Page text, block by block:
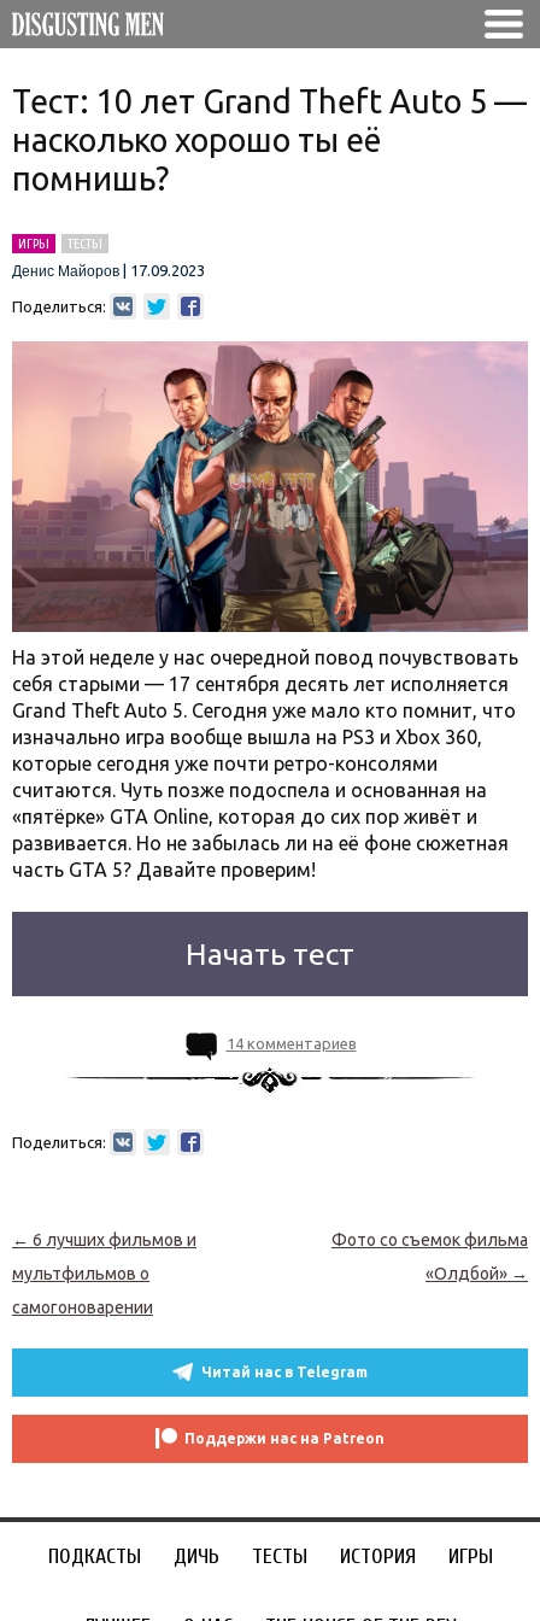
Тест: 10 лет Grand Theft Auto 5 —
насколько хорошо ты её
помнишь?
ИГРЫ
ТЕСТЫ
Денис Майоров
17.09.2023
Поделиться:
На этой неделе у нас очередной повод почувствовать
себя старыми — 17 сентября десять лет исполняется
Grand Theft Auto 5. Сегодня уже мало кто помнит, что
изначально игра вообще вышла на PS3 и Xbox 360,
которые сегодня уже почти ретро-консолями
считаются. Чуть позже подоспела и основанная на
«пятёрке» GTA Online, которая до сих пор живёт и
развивается. Но не забылась ли на её фоне сюжетная
часть GTA 5? Давайте проверим!
Начать тест
14 комментариев
Поделиться:
Навигация по записям
← 6 лучших фильмов и
мультфильмов о
самогоноварении
Фото со съемок фильма
«Олдбой» →
Читай нас в Telegram
Поддержи нас на Patreon
ПОДКАСТЫ ДИЧЬ ТЕСТЫ ИСТОРИЯ ИГРЫ